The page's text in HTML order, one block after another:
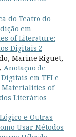
do Teatro do
em
of Literature:
Digitais 2
Marine Riguet,
Anotação de
em TEI e
Materialities of
Literários
e Outras
Usar Métodos